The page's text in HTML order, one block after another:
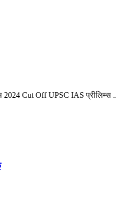
2024 Cut Off UPSC IAS प्रीलिम्स